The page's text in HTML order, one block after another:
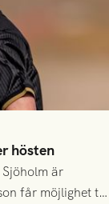
hösten
är
får möjlighet till